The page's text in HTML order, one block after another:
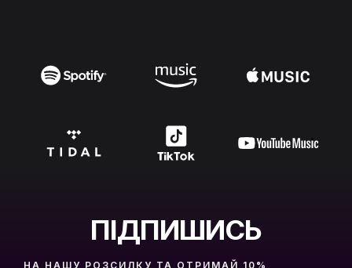
ПІДПИШИСЬ
НА НАШУ РОЗСИЛКУ ТА ОТРИМАЙ 10%